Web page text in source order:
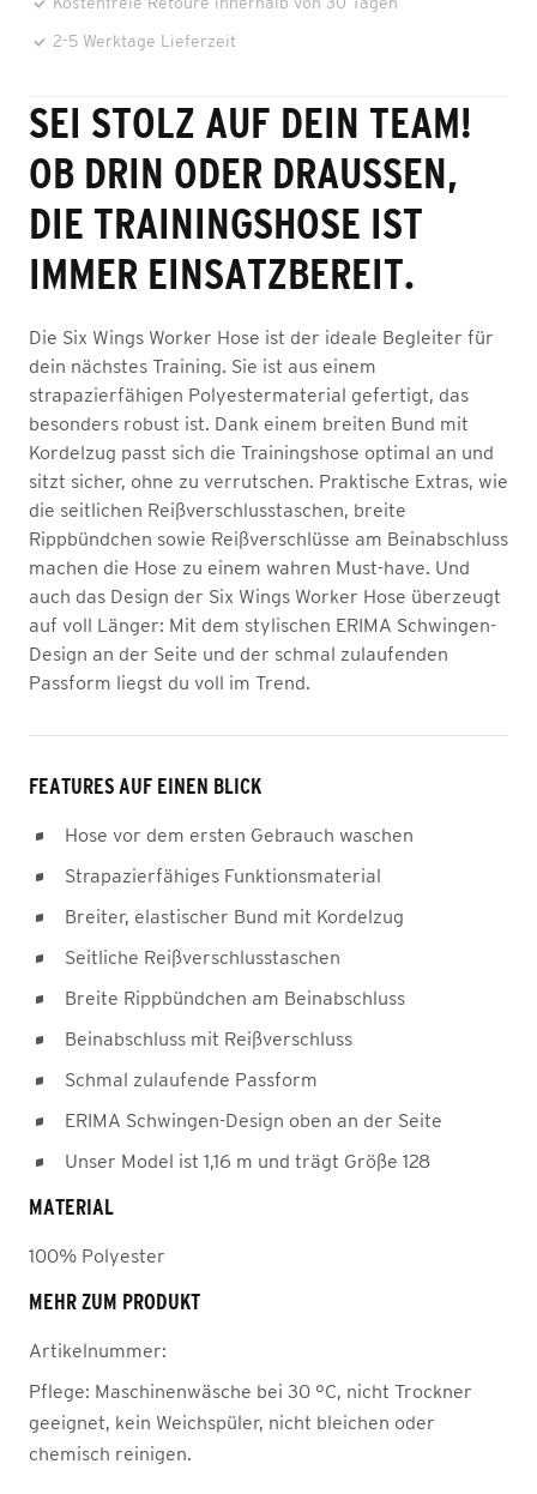
2-5 Werktage Lieferzeit
SEI STOLZ AUF DEIN TEAM!
OB DRIN ODER DRAUSSEN, D
IE TRAININGSHOSE IST I
MMER EINSATZBEREIT.
Die Six Wings Worker Hose ist der ideale Begleiter für
dein nächstes Training. Sie ist aus einem
strapazierfähigen Polyestermaterial gefertigt, das
besonders robust ist. Dank einem breiten Bund mit
Kordelzug passt sich die Trainingshose optimal an und
sitzt sicher, ohne zu verrutschen. Praktische Extras, wie
die seitlichen Reißverschlusstaschen, breite
Rippbündchen sowie Reißverschlüsse am Beinabschluss
machen die Hose zu einem wahren Must-have. Und
auch das Design der Six Wings Worker Hose überzeugt
auf voll Länger: Mit dem stylischen ERIMA Schwingen-
Design an der Seite und der schmal zulaufenden
Passform liegst du voll im Trend.
FEATURES AUF EINEN BLICK
Hose vor dem ersten Gebrauch waschen
Strapazierfähiges Funktionsmaterial
Breiter, elastischer Bund mit Kordelzug
Seitliche Reißverschlusstaschen
Breite Rippbündchen am Beinabschluss
Beinabschluss mit Reißverschluss
Schmal zulaufende Passform
ERIMA Schwingen-Design oben an der Seite
Unser Model ist 1,16 m und trägt Größe 128
MATERIAL
100% Polyester
MEHR ZUM PRODUKT
Artikelnummer:
Pflege: Maschinenwäsche bei 30 °C, nicht Trockner
geeignet, kein Weichspüler, nicht bleichen oder
chemisch reinigen.